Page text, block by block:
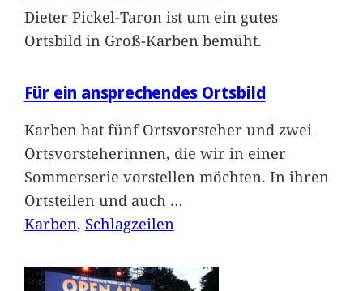
Dieter Pickel-Taron ist um ein gutes
Ortsbild in Groß-Karben bemüht.
Für ein ansprechendes Ortsbild
Karben hat fünf Ortsvorsteher und zwei
Ortsvorsteherinnen, die wir in einer
Sommerserie vorstellen möchten. In ihren
Ortsteilen und auch …
Karben, Schlagzeilen